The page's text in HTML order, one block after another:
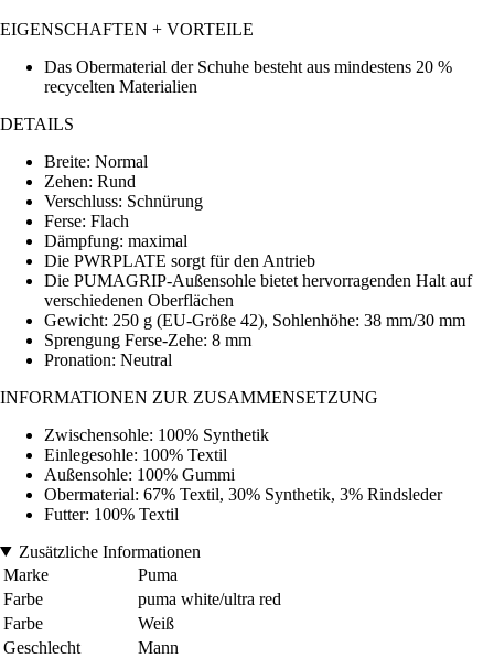
EIGENSCHAFTEN + VORTEILE
Das Obermaterial der Schuhe besteht aus mindestens 20 %
recycelten Materialien
DETAILS
Breite: Normal
Zehen: Rund
Verschluss: Schnürung
Ferse: Flach
Dämpfung: maximal
Die PWRPLATE sorgt für den Antrieb
Die PUMAGRIP-Außensohle bietet hervorragenden Halt auf
verschiedenen Oberflächen
Gewicht: 250 g (EU-Größe 42), Sohlenhöhe: 38 mm/30 mm
Sprengung Ferse-Zehe: 8 mm
Pronation: Neutral
INFORMATIONEN ZUR ZUSAMMENSETZUNG
Zwischensohle: 100% Synthetik
Einlegesohle: 100% Textil
Außensohle: 100% Gummi
Obermaterial: 67% Textil, 30% Synthetik, 3% Rindsleder
Futter: 100% Textil
Zusätzliche Informationen
Marke
Puma
Farbe
puma white/ultra red
Farbe
Weiß
Geschlecht
Mann